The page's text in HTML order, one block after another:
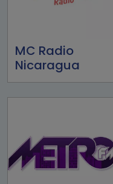
MC Radio
Nicaragua